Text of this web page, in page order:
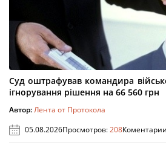
Суд оштрафував командира
ігнорування рішення на 66 560 грн
Автор:Лента от Протокола
05.08.2026Просмотров:208